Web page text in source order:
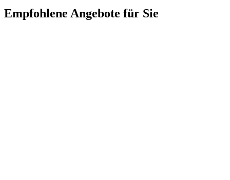
Empfohlene Angebote für Sie